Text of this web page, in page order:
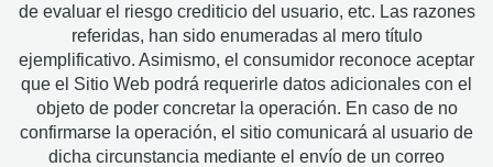
de evaluar el riesgo crediticio del usuario, etc. Las razones
referidas, han sido enumeradas al mero título
ejemplificativo. Asimismo, el consumidor reconoce aceptar
que el Sitio Web podrá requerirle datos adicionales con el
objeto de poder concretar la operación. En caso de no
confirmarse la operación, el sitio comunicará al usuario de
dicha circunstancia mediante el envío de un correo